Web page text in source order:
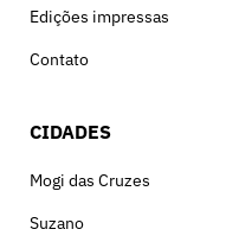
Edições impressas
Contato
CIDADES
Mogi das Cruzes
Suzano